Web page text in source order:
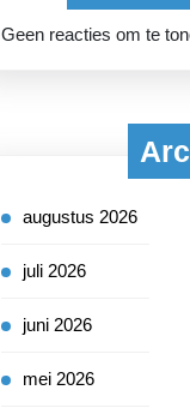
Geen reacties om te
augustus 2026
juli 2026
juni 2026
mei 2026